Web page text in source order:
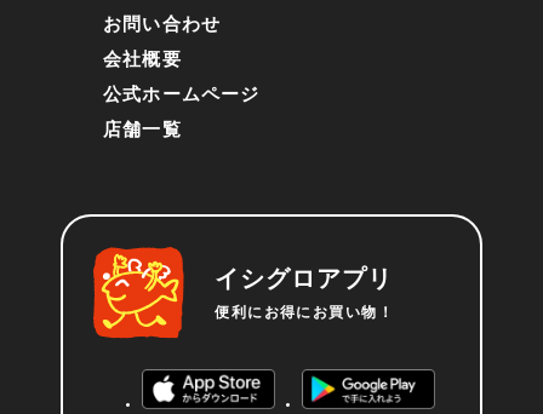
お問い合わせ
会社概要
公式ホームページ
店舗一覧
イシグロアプリ
便利にお得にお買い物！